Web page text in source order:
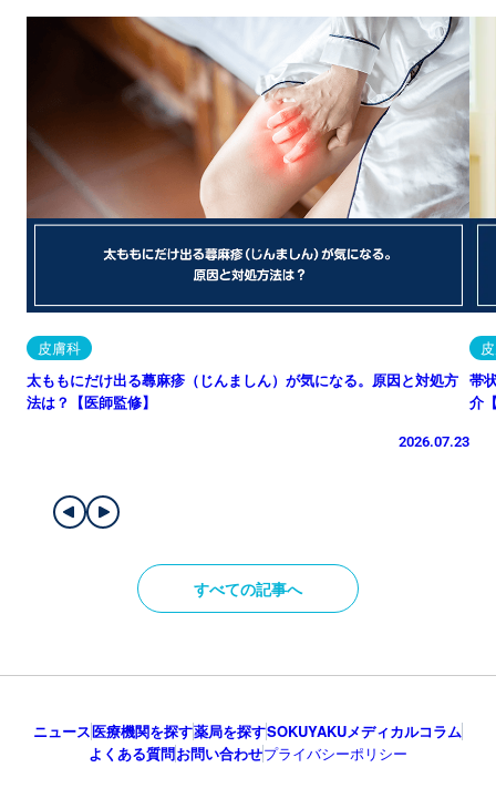
皮膚科
太ももにだけ出る蕁麻疹（じんましん）が気になる。原因と対処方
法は？【医師監修】
2026.07.23
帯
介
すべての記事へ
ニュース医療機関を探す薬局を探すSOKUYAKUメディカルコラム
よくある質問お問い合わせプライバシーポリシー